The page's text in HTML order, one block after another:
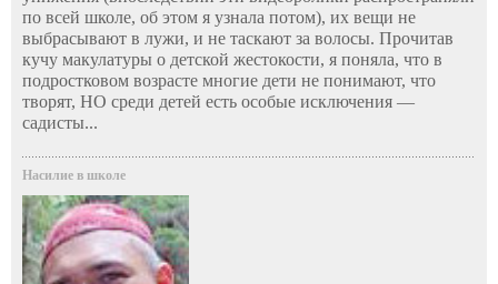
по всей школе, об этом я узнала потом), их вещи не
выбрасывают в лужи, и не таскают за волосы. Прочитав
кучу макулатуры о детской жестокости, я поняла, что в
подростковом возрасте многие дети не понимают, что
творят, НО среди детей есть особые исключения —
садисты...
Насилие в школе